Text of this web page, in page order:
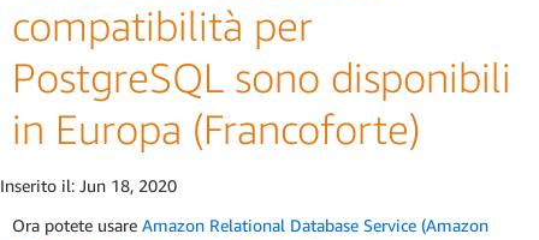
compatibilità per
PostgreSQL sono disponibili
in Europa (Francoforte)
Inserito il: Jun 18, 2020
Ora potete usare Amazon Relational Database Service (Amazon